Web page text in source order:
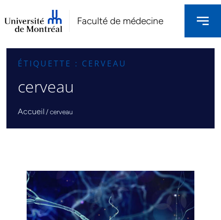
Faculté de médecine
ÉTIQUETTE : CERVEAU
cerveau
Accueil /cerveau